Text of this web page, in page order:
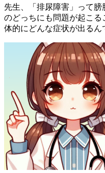
先生、「排尿障害」って
のどっちにも問題が起こ
体的にどんな症状が出るん